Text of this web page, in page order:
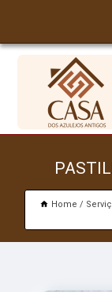
Home